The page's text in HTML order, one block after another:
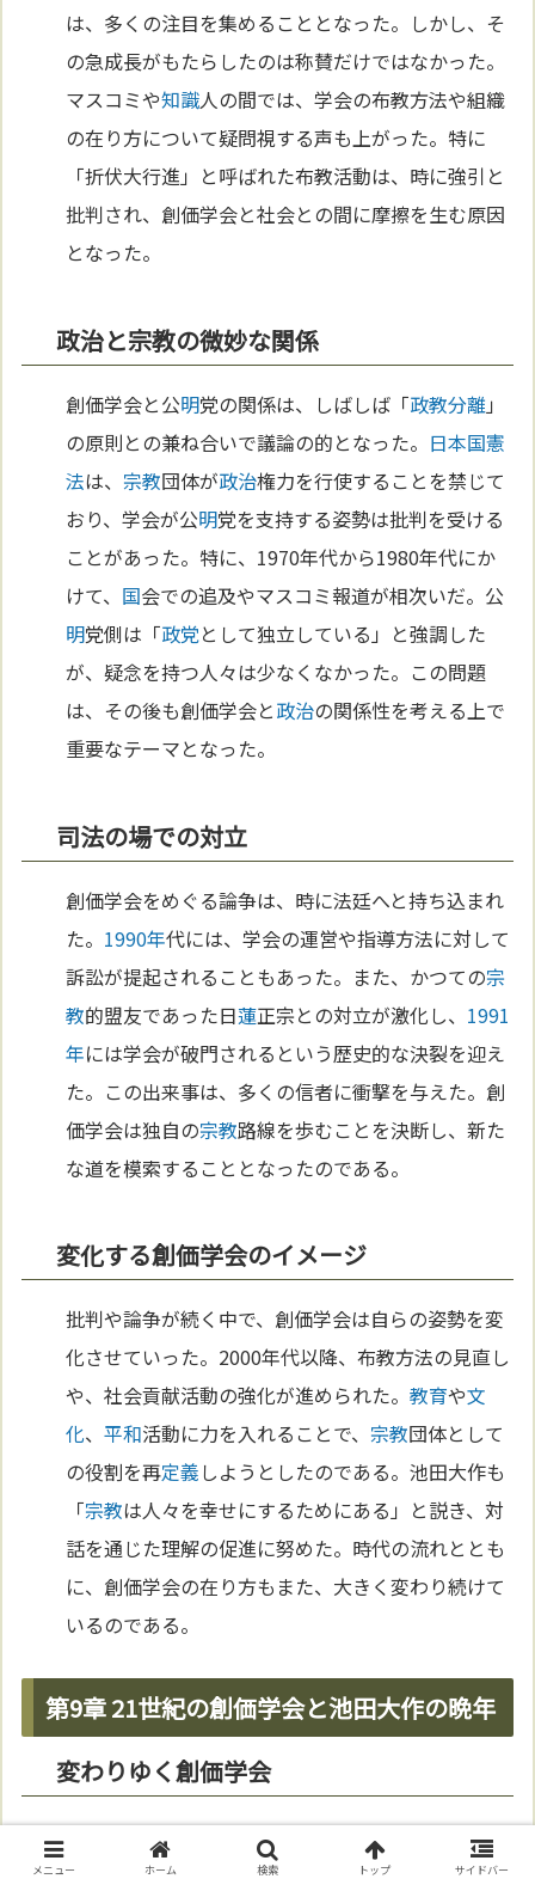
は、多くの注目を集めることとなった。しかし、そ
の急成長がもたらしたのは称賛だけではなかった。
マスコミや知識人の間では、学会の布教方法や組織
の在り方について疑問視する声も上がった。特に
「折伏大行進」と呼ばれた布教活動は、時に強引と
批判され、創価学会と社会との間に摩擦を生む原因
となった。
政治と宗教の微妙な関係
創価学会と公明党の関係は、しばしば「政教分離 」
の原則との兼ね合いで議論の的となった。 日本国憲
法は、 宗教団体が政治権力を行使することを禁じて
おり、学会が公明党を支持する姿勢は批判を受ける
ことがあった。特に、1970年代から1980年代にか
けて、 国会での追及やマスコミ報道が相次いだ。公
明党側は「政党として独立している」と強調した
が、疑念を持つ人々は少なくなかった。この問題
は、その後も創価学会と政治の関係性を考える上で
重要なテーマとなった。
司法の場での対立
創価学会をめぐる論争は、時に法廷へと持ち込まれ
た。 1990年代には、学会の運営や指導方法に対して
訴訟が提起されることもあった。また、かつての宗
教的盟友であった日蓮正宗との対立が激化し、 1991
年には学会が破門されるという歴史的な決裂を迎え
た。この出来事は、多くの信者に衝撃を与えた。創
価学会は独自の宗教路線を歩むことを決断し、新た
な道を模索することとなったのである。
変化する創価学会のイメージ
批判や論争が続く中で、創価学会は自らの姿勢を変
化させていった。2000年代以降、布教方法の見直し
や、社会貢献活動の強化が進められた。教育や文
化、平和活動に力を入れることで、 宗教団体として
の役割を再定義しようとしたのである。池田大作も
「宗教は人々を幸せにするためにある」と説き、対
話を通じた理解の促進に努めた。時代の流れととも
に、創価学会の在り方もまた、大きく変わり続けて
いるのである。
第9章 21世紀の創価学会と池田大作の晩年
変わりゆく創価学会
21世紀を迎え、創価学会は大きな変革の時代を迎え
た。社会の多様化に伴い、
のあり方も変化し、
メニュー ホーム 検索 トップ サイドバー